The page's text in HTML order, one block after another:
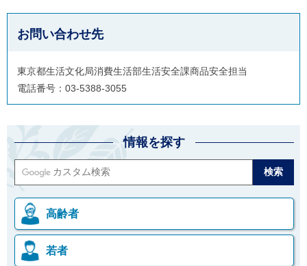
お問い合わせ先
東京都生活文化局消費生活部生活安全課商品安全担当
電話番号：03-5388-3055
情報を探す
高齢者
若者